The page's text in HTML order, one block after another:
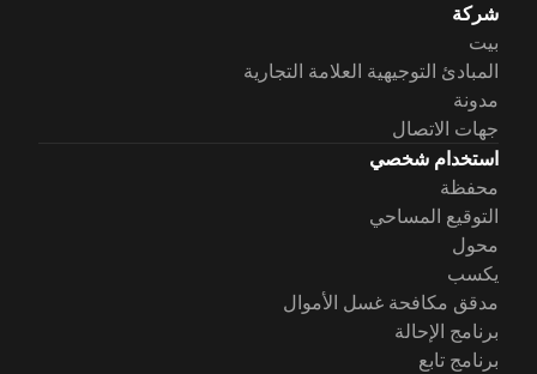
شركة
بيت
المبادئ التوجيهية العلامة التجارية
مدونة
جهات الاتصال
استخدام شخصي
محفظة
التوقيع المساحي
محول
يكسب
مدقق مكافحة غسل الأموال
برنامج الإحالة
برنامج تابع